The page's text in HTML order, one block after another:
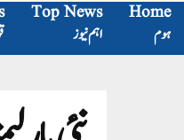
Home
ہوم
Top News
اہم نیوز